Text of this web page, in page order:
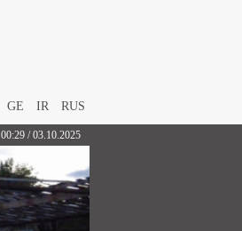
GE IR RUS
00:29 / 03.10.2025